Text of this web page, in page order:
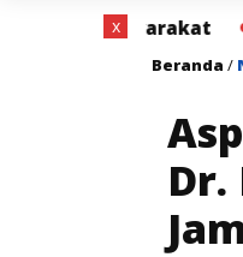
Basamo
Beranda /
x